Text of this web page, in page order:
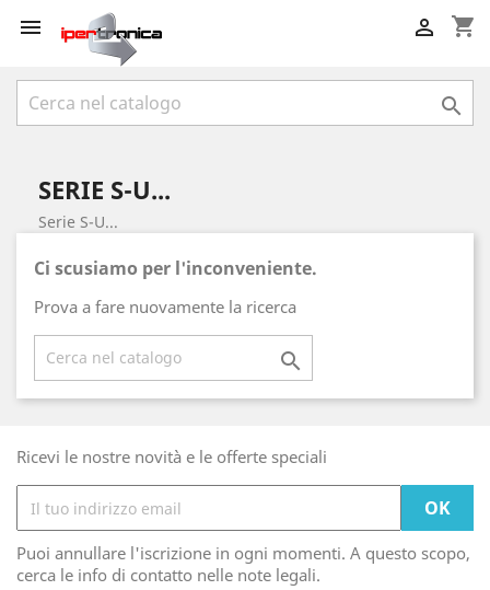
 shopping_cart


SERIE S-U...
Serie S-U...
Ci scusiamo per l'inconveniente.
Prova a fare nuovamente la ricerca

Ricevi le nostre novità e le offerte speciali
Puoi annullare l'iscrizione in ogni momenti. A questo scopo,
cerca le info di contatto nelle note legali.